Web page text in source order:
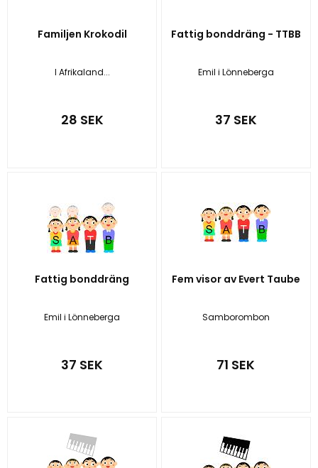
Familjen Krokodil
I Afrikaland...
28 SEK
Fattig bonddräng - TTBB
Emil i Lönneberga
37 SEK
Fattig bonddräng
Emil i Lönneberga
37 SEK
Fem visor av Evert Taube
Samborombon
71 SEK